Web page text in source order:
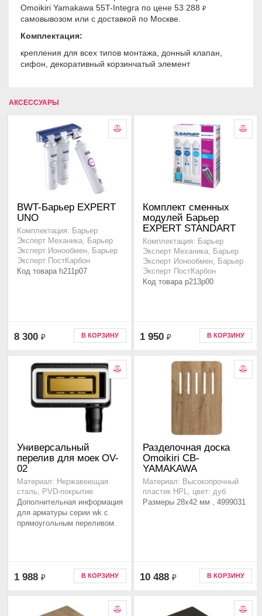
Omoikiri Yamakawa 55T-Integra по цене 53 288 ₽
самовывозом или с доставкой по Москве.
Комплектация:
крепления для всех типов монтажа, донный клапан,
сифон, декоративный корзинчатый элемент
АКСЕССУАРЫ
BWT-Барьер EXPERT
UNO
Комплектация: Барьер
Эксперт Механика, Барьер
Эксперт Ионообмен, Барьер
Эксперт ПостКарбон
Код товара h211p07
8 300 ₽ В КОРЗИНУ
Комплект сменных
модулей Барьер
EXPERT STANDART
Комплектация: Барьер
Эксперт Механика, Барьер
Эксперт Ионообмен, Барьер
Эксперт ПостКарбон
Код товара p213p00
1 950 ₽ В КОРЗИНУ
Универсальный
перелив для моек OV-
02
Материал: Нержавеющая
сталь, PVD-покрытие
Дополнительная информация
для арматуры серии wk с
прямоугольным переливом.
1 988 ₽ В КОРЗИНУ
Разделочная доска
Omoikiri CB-
YAMAKAWA
Материал: Высокопрочный
пластик HPL, цвет: дуб
Размеры 28x42 мм , 4999031
10 488 ₽ В КОРЗИНУ